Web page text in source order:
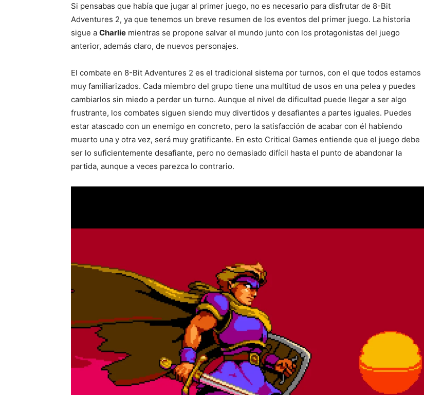
Si pensabas que había que jugar al primer juego, no es necesario para disfrutar de 8-Bit
Adventures 2, ya que tenemos un breve resumen de los eventos del primer juego. La historia
sigue a Charlie mientras se propone salvar el mundo junto con los protagonistas del juego
anterior, además claro, de nuevos personajes.
El combate en 8-Bit Adventures 2 es el tradicional sistema por turnos, con el que todos estamos
muy familiarizados. Cada miembro del grupo tiene una multitud de usos en una pelea y puedes
cambiarlos sin miedo a perder un turno. Aunque el nivel de dificultad puede llegar a ser algo
frustrante, los combates siguen siendo muy divertidos y desafiantes a partes iguales. Puedes
estar atascado con un enemigo en concreto, pero la satisfacción de acabar con él habiendo
muerto una y otra vez, será muy gratificante. En esto Critical Games entiende que el juego debe
ser lo suficientemente desafiante, pero no demasiado difícil hasta el punto de abandonar la
partida, aunque a veces parezca lo contrario.